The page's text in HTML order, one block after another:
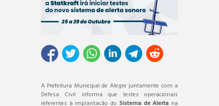
A Prefeitura Municipal de Alegre juntamente com a
Defesa Civil informa que testes operacionais
referentes à implantação do Sistema de Alerta na